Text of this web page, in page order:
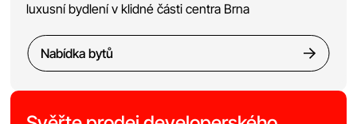
luxusní bydlení v klidné části centra Brna
Nabídka bytů